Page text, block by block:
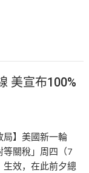
美宣布100%
局】美國新一輪
等關稅」周四（7
生效，在此前夕總